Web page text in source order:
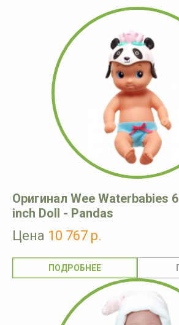
Оригинал Wee Waterbabies 6
inch Doll - Pandas
Цена 10 767 р.
ПОДРОБНЕЕ